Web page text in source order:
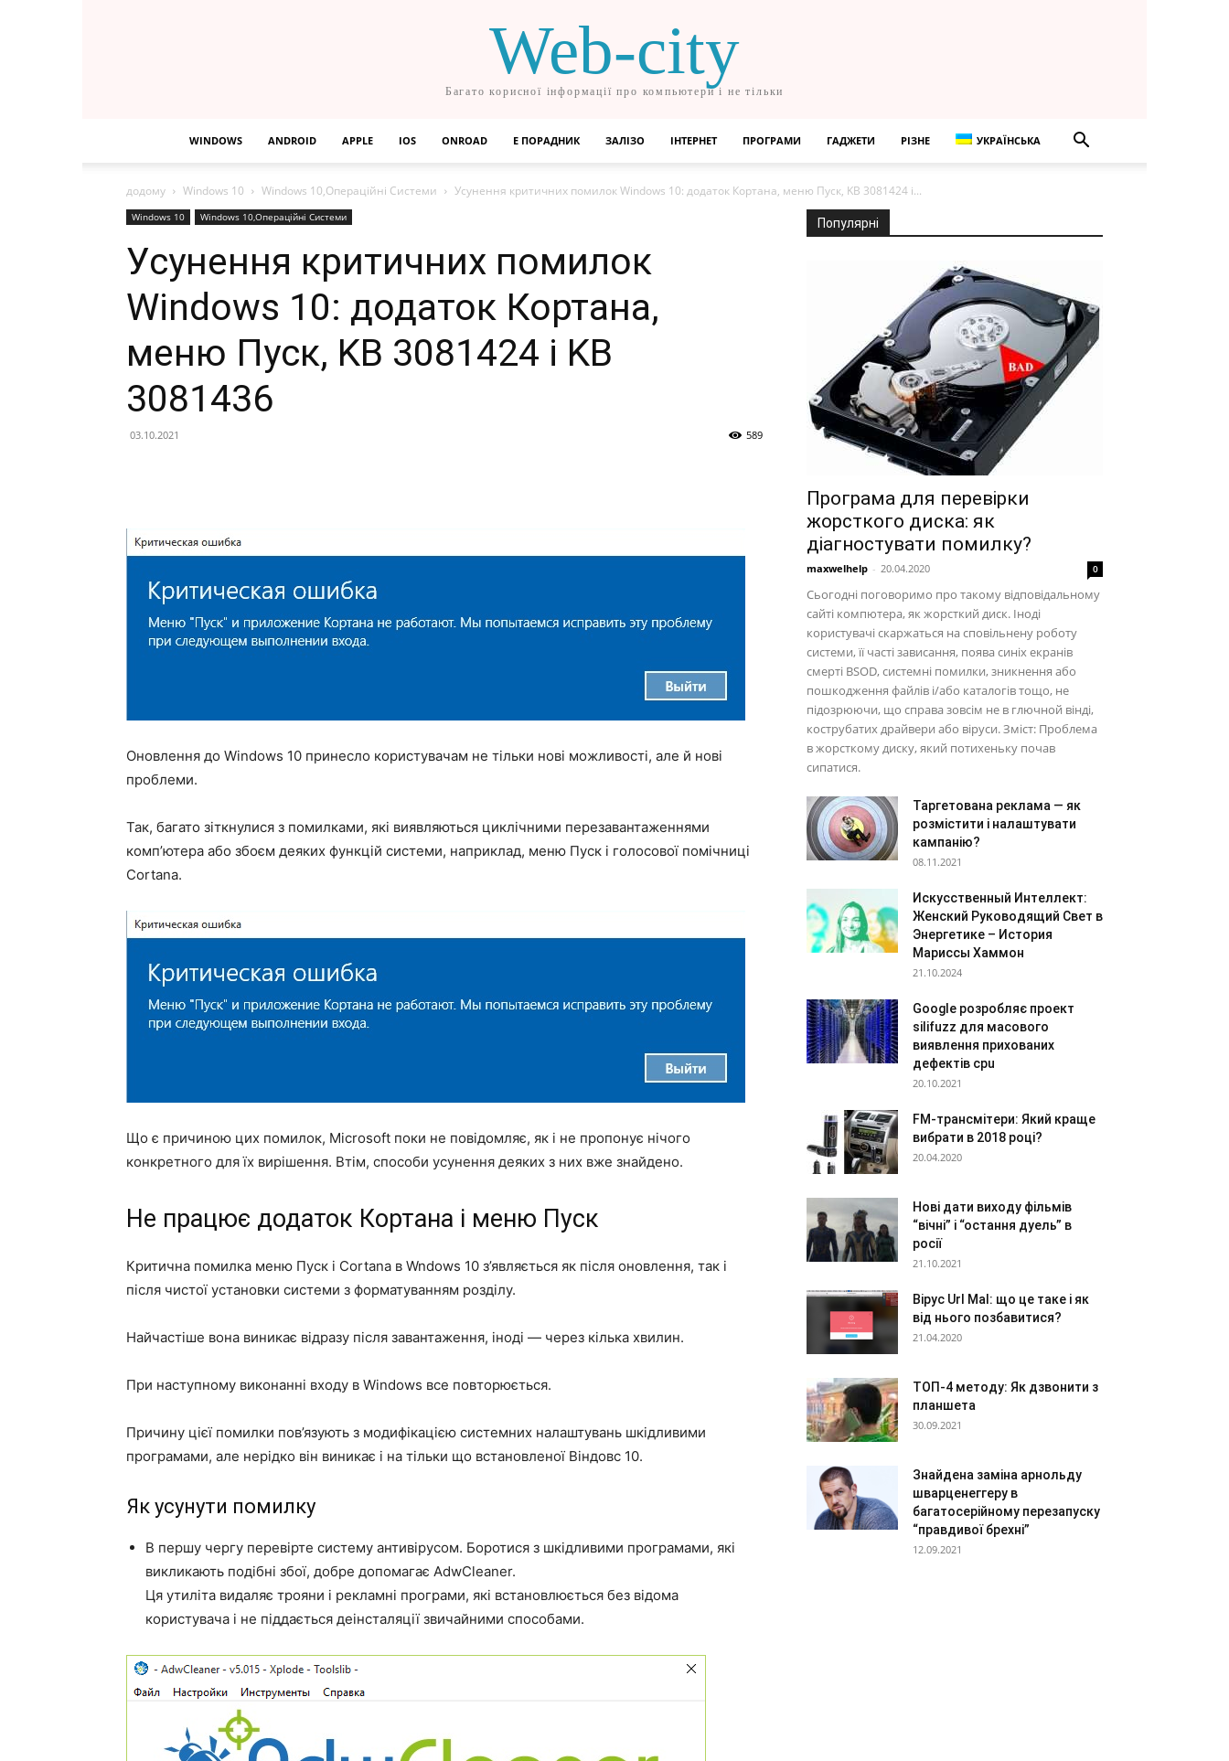
Web-city
Багато корисної інформації про компьютери і не тільки
WINDOWS ANDROID APPLE IOS ONROAD Е ПОРАДНИК ЗАЛІЗО ІНТЕРНЕТ ПРОГРАМИ ГАДЖЕТИ РІЗНЕ УКРАЇНСЬКА
додому Windows 10 Windows 10,Операційні Системи Усунення критичних помилок Windows 10: додаток Кортана, меню Пуск, KB 3081424 і...
Windows 10 Windows 10,Операційні Системи
Усунення критичних помилок
Windows 10: додаток Кортана,
меню Пуск, KB 3081424 і KB
3081436
03.10.2021 589
Оновлення до Windows 10 принесло користувачам не тільки нові можливості, але й нові
проблеми.
Так, багато зіткнулися з помилками, які виявляються циклічними перезавантаженнями
комп’ютера або збоєм деяких функцій системи, наприклад, меню Пуск і голосової помічниці
Cortana.
Що є причиною цих помилок, Microsoft поки не повідомляє, як і не пропонує нічого
конкретного для їх вирішення. Втім, способи усунення деяких з них вже знайдено.
Не працює додаток Кортана і меню Пуск
Критична помилка меню Пуск і Cortana в Wndows 10 з’являється як після оновлення, так і
після чистої установки системи з форматуванням розділу.
Найчастіше вона виникає відразу після завантаження, іноді — через кілька хвилин.
При наступному виконанні входу в Windows все повторюється.
Причину цієї помилки пов’язують з модифікацією системних налаштувань шкідливими
програмами, але нерідко він виникає і на тільки що встановленої Віндовс 10.
Як усунути помилку
В першу чергу перевірте систему антивірусом. Боротися з шкідливими програмами, які
викликають подібні збої, добре допомагає AdwCleaner.
Ця утиліта видаляє трояни і рекламні програми, які встановлюється без відома
користувача і не піддається деінсталяції звичайними способами.
Популярні
Програма для перевірки
жорсткого диска: як
діагностувати помилку?
maxwelhelp - 20.04.2020 0
Сьогодні поговоримо про такому відповідальному
сайті компютера, як жорсткий диск. Іноді
користувачі скаржаться на сповільнену роботу
системи, її часті зависання, поява синіх екранів
смерті BSOD, системні помилки, зникнення або
пошкодження файлів і/або каталогів тощо, не
підозрюючи, що справа зовсім не в глючной вінді,
кострубатих драйвери або віруси. Зміст: Проблема
в жорсткому диску, який потихеньку почав
сипатися.
Таргетована реклама — як
розмістити і налаштувати
кампанію?
08.11.2021
Искусственный Интеллект:
Женский Руководящий Свет в
Энергетике – История
Мариссы Хаммон
21.10.2024
Google розробляє проект
silifuzz для масового
виявлення прихованих
дефектів cpu
20.10.2021
FM-трансмітери: Який краще
вибрати в 2018 році?
20.04.2020
Нові дати виходу фільмів
“вічні” і “остання дуель” в
росії
21.10.2021
Вірус Url Mal: що це таке і як
від нього позбавитися?
21.04.2020
ТОП-4 методу: Як дзвонити з
планшета
30.09.2021
Знайдена заміна арнольду
шварценеггеру в
багатосерійному перезапуску
“правдивої брехні”
12.09.2021